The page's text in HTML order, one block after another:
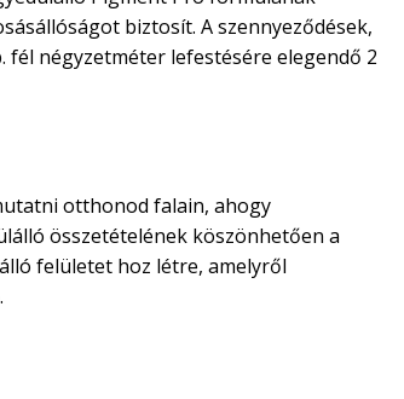
biztosít. A szennyeződések,
négyzetméter lefestésére elegendő 2
otthonod falain, ahogy
összetételének köszönhetően a
felületet hoz létre, amelyről